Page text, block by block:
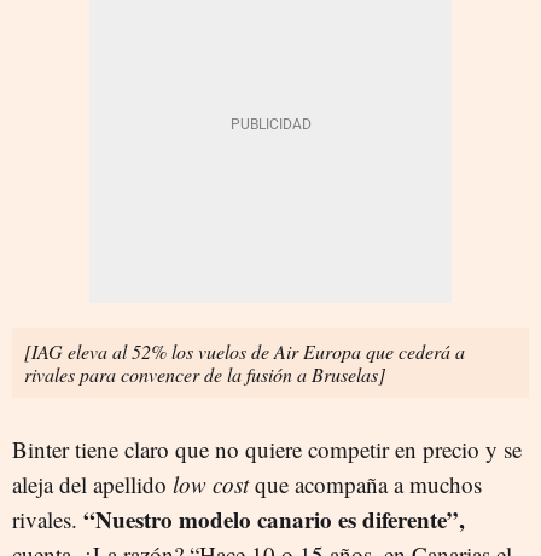
[IAG eleva al 52% los vuelos de Air Europa que cederá a
rivales para convencer de la fusión a Bruselas]
Binter tiene claro que no quiere competir en precio y se
aleja del apellido low costque acompaña a muchos
rivales. “Nuestro modelo canario es diferente”,